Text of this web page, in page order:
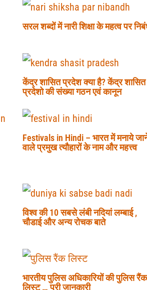
सरल शब्दों में नारी शिक्षा के महत्व पर
केंद्र शासित प्रदेश क्या है? केंद्र शासित
प्रदेशो की संख्या गठन एवं कानून
Festivals in Hindi – भारत में मनाये
वाले प्रमुख त्यौहारों के नाम और महत्त्व
विश्व की 10 सबसे लंबी नदियां लम्बाई ,
चौडाई और अन्य रोचक बाते
भारतीय पुलिस अधिकारियों की पुलिस रैंक
लिस्ट … पूरी जानकारी